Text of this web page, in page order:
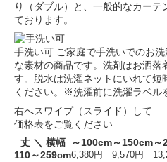
り（ダブル）と、一般的なカー
ております。
手洗い可 ご家庭で手洗いでのお
な素材の商品です。洗剤はお洒落
す。脱水は洗濯ネットにいれて短
ください。※洗濯前に洗濯ラベル
右へスワイプ（スライド）して
価格表をご覧ください
丈 ＼ 横幅
～100cm～150cm～
110～259cm6,380円 9,570円